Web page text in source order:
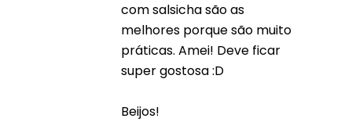
com salsicha são as
melhores porque são muito
práticas. Amei! Deve ficar
super gostosa :D
Beijos!